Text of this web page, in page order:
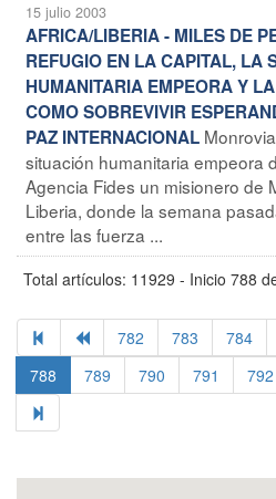
15 julio 2003
AFRICA/LIBERIA - MILES DE
REFUGIO EN LA CAPITAL, LA
HUMANITARIA EMPEORA Y
COMO SOBREVIVIR
PAZ INTERNACIONAL
situación humanitaria empeora
Agencia Fides un misionero de
Liberia, donde la semana
entre las fuerza ...
Total artículos: 11929 - Inicio 788
782 783 784
788
789 790 791 792